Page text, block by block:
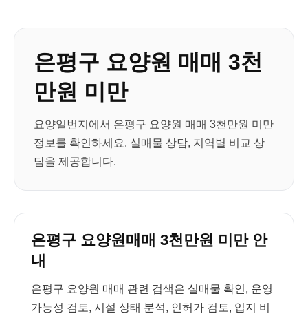
은평구 요양원 매매 3천
만원 미만
요양일번지에서 은평구 요양원 매매 3천만원 미만
정보를 확인하세요. 실매물 상담, 지역별 비교 상
담을 제공합니다.
은평구 요양원매매 3천만원 미만 안
내
은평구 요양원 매매 관련 검색은 실매물 확인, 운영
가능성 검토, 시설 상태 분석, 인허가 검토, 입지 비